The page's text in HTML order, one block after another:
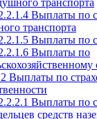
транспорта
Выплаты по
транспорта
Выплаты по
Выплаты по
Выплаты по
Выплаты по
средств